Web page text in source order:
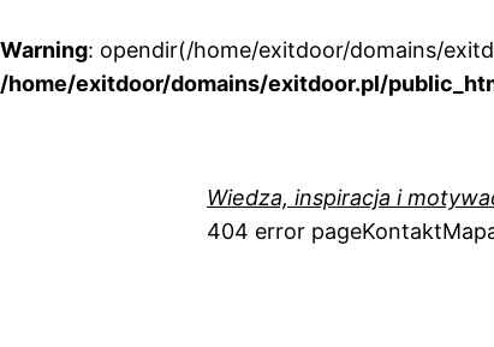
Warning: opendir(/home/exitdoor/domains/
/home/exitdoor/domains/exitdoor.pl/
Wiedza, inspiracja i
404 error pageKontakt